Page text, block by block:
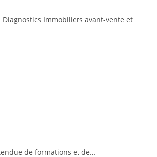
Diagnostics Immobiliers avant-vente et
de formations et de…